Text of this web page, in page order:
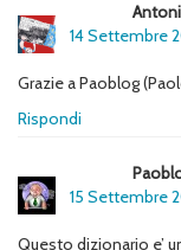
14 Settembre
Grazie a Paoblog
Rispondi
15 Settembre
Questo dizionario e’